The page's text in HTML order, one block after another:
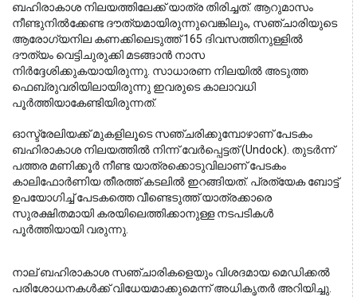
ബഹിരാകാശ നിലയത്തിലേക്ക് യാത്ര തിരിച്ചത്. ആറുമാസം
നീണ്ടുനിൽക്കേണ്ട ദൗത്യമായിരുന്നുവെങ്കിലും, സഞ്ചാരിയുടെ
ആരോഗ്യനില കണക്കിലെടുത്ത് 165 ദിവസത്തിനുള്ളിൽ
ദൗത്യം വെട്ടിചുരുക്കി മടങ്ങാൻ നാസ
നിർദ്ദേശിക്കുകയായിരുന്നു. സാധാരണ നിലയിൽ അടുത്ത
ഫെബ്രുവരിയിലായിരുന്നു ഇവരുടെ കാലാവധി
പൂർത്തിയാകേണ്ടിയിരുന്നത്.
ഓസ്ട്രേലിയക്ക് മുകളിലൂടെ സഞ്ചരിക്കുമ്പോഴാണ് പേടകം
ബഹിരാകാശ നിലയത്തിൽ നിന്ന് വേർപ്പെട്ടത് (Undock). തുടർന്ന്
പത്തര മണിക്കൂർ നീണ്ട യാത്രക്കൊടുവിലാണ് പേടകം
കാലിഫോർണിയ തീരത്ത് കടലിൽ ഇറങ്ങിയത്. പ്രത്യേക ബോട്ട്
ഉപയോഗിച്ച് പേടകത്തെ വീണ്ടെടുത്ത് യാത്രക്കാരെ
സുരക്ഷിതമായി കരയിലെത്തിക്കാനുള്ള നടപടികൾ
പൂർത്തിയായി വരുന്നു.
നാല് ബഹിരാകാശ സഞ്ചാരികളെയും വിശദമായ മെഡിക്കൽ
പരിശോധനകൾക്ക് വിധേയമാക്കുമെന്ന് അധികൃതർ അറിയിച്ചു.